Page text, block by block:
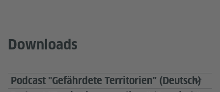
Downloads
Podcast "Gefährdete Territorien" (Deutsch)